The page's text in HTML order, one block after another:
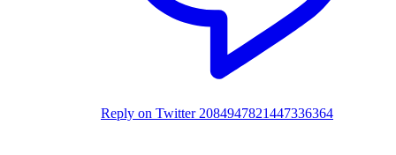
Reply on Twitter 2084947821447336364